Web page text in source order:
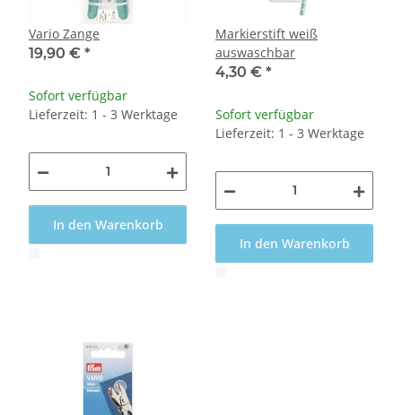
Vario Zange
19,90 € *
Sofort verfügbar
Lieferzeit: 1 - 3 Werktage
In den Warenkorb
Markierstift weiß
auswaschbar
4,30 € *
Sofort verfügbar
Lieferzeit: 1 - 3 Werktage
In den Warenkorb